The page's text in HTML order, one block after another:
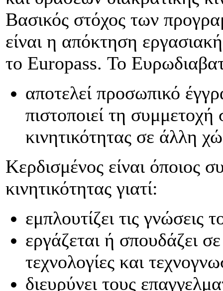
Βασικός στόχος των
είναι η απόκτηση
το Europass. Το
αποτελεί προσωπικό
πιστοποιεί τη
κινητικότητας σε άλλη
Κερδισμένος είναι όποιος
κινητικότητας γιατί:
εμπλουτίζει τις γνώσεις
εργάζεται ή σπουδάζει
τεχνολογίες και
διευρύνει τους